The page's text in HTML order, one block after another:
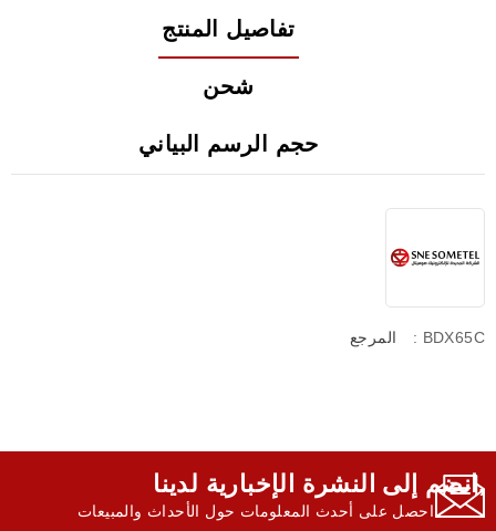
تفاصيل المنتج
شحن
حجم الرسم البياني
المرجع : BDX65C
انضم إلى النشرة الإخبارية لدينا,
احصل على أحدث المعلومات حول الأحداث والمبيعات